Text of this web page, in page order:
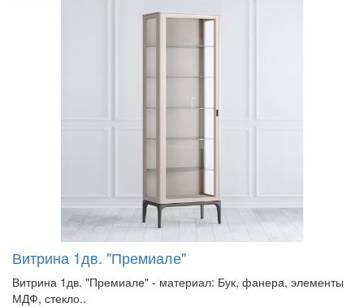
Витрина 1дв. "Премиале"
Витрина 1дв. "Премиале" - материал: Бук, фанера, элементы
МДФ, стекло..